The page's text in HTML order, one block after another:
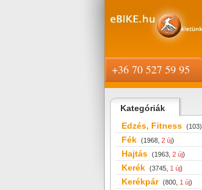
Kategóriák
Edzés, Fitness (103)
Fék (1968, 2 új)
Hajtás (1963, 2 új)
Kerék (3745, 1 új)
Kerékpár (800, 1 új)
+36 70 527 59 95